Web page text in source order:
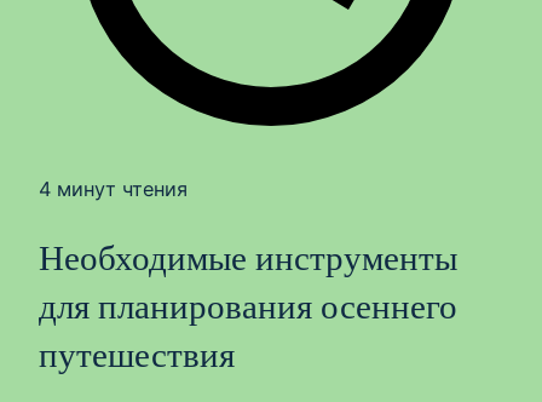
4 минут чтения
Необходимые инструменты
для планирования осеннего
путешествия